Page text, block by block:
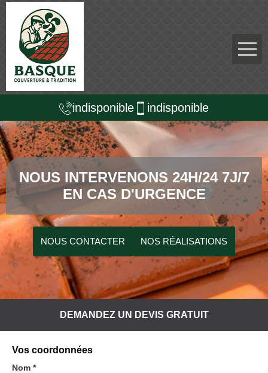
indisponible indisponible
NOUS INTERVENONS 24H/24 7J/7
EN CAS D'URGENCE
NOUS CONTACTER NOS RÉALISATIONS
DEMANDEZ UN DEVIS GRATUIT
Vos coordonnées
Nom *